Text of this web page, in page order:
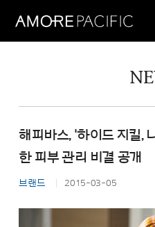
해피바스, '하이드 지킬,
한 피부 관리 비결 공개
브랜드 2015-03-05